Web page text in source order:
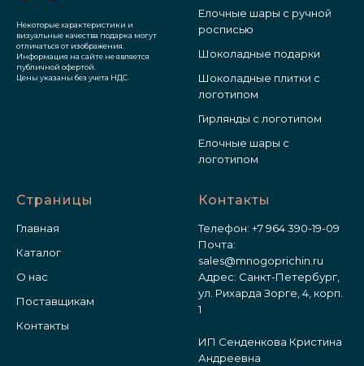
Некоторые характеристики и
визуальные качества подарка могут
отличаться от изображения.
Информация на сайте не является
публичной офертой.
Цены указаны без учета НДС.
Елочные шары с ручной
росписью
Шоколадные подарки
Шоколадные плитки с
логотипом
Гирлянды с логотипом
Елочные шары с
логотипом
Страницы
Главная
Каталог
О нас
Поставщикам
Контакты
Контакты
Телефон: +7 964 390-19-09
Почта:
sales@mnogoprichin.ru
Адрес: Санкт-Петербург,
ул. Рихарда Зорге, 4, корп.
1
ИП Сенденкова Кристина
Андреевна